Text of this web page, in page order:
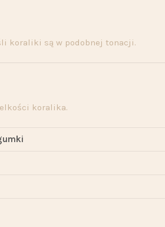
koraliki są w podobnej tonacji.
koralika.